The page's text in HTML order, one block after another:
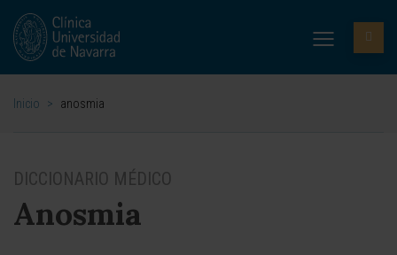
Inicio > anosmia
DICCIONARIO MÉDICO
Anosmia